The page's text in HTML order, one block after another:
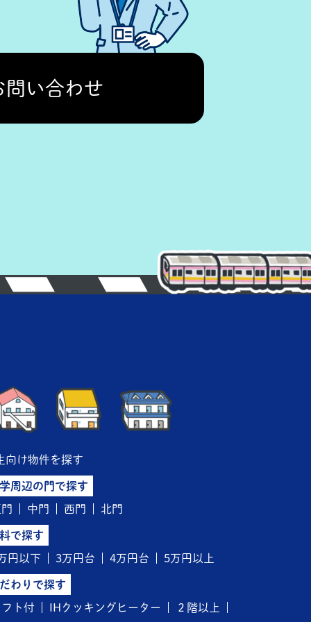
問い合わせ
向け物件を探す
周辺の門で探す
中門 西門 北門
で探す
円以下 3万円台 4万円台 5万円以上
わりで探す
ト付 IHクッキングヒーター ２階以上